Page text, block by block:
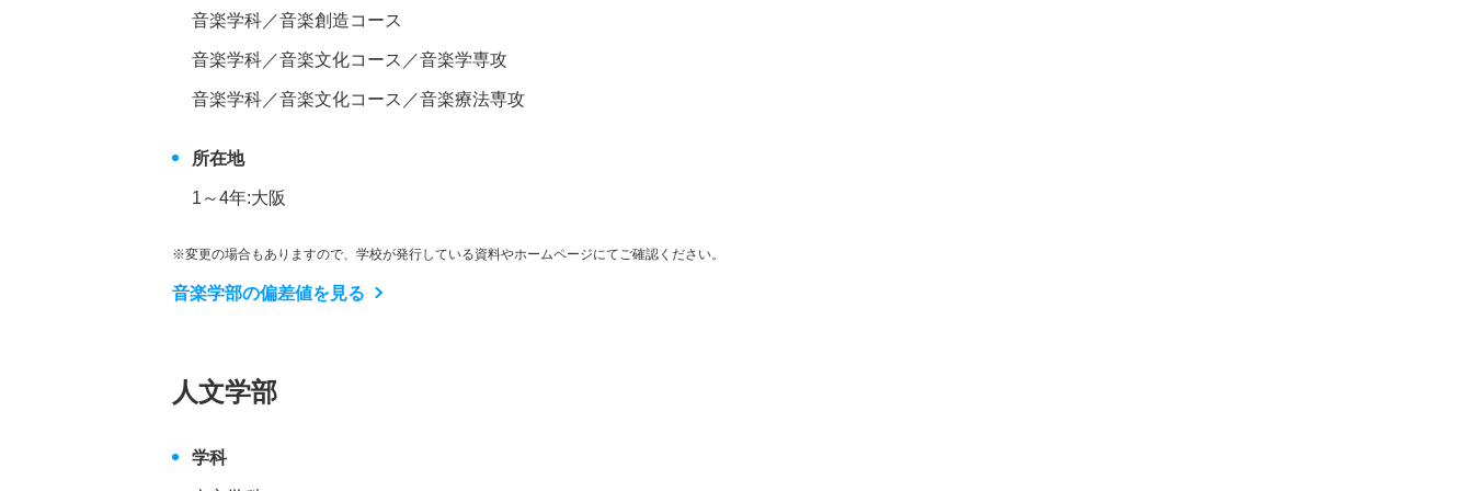
音楽学科／音楽創造コース
音楽学科／音楽文化コース／音楽学専攻
音楽学科／音楽文化コース／音楽療法専攻
所在地
1～4年:大阪
※変更の場合もありますので、学校が発行している資料やホームページにてご確認ください。
音楽学部の偏差値を見る
人文学部
学科